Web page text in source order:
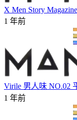
X Men Story
1 年前
Virile 男人味 NO.02
1 年前